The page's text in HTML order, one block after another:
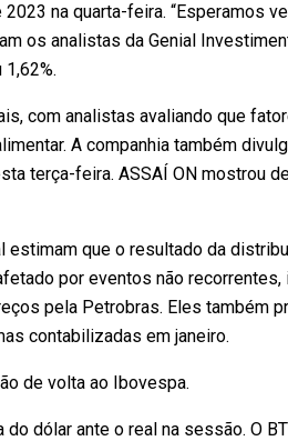
na quarta-feira. “Esperamos
os analistas da Genial
com analistas avaliando que
A companhia também
terça-feira. ASSAÍ ON mostrou
estimam que o resultado da
por eventos não recorrentes,
pela Petrobras. Eles também
contabilizadas em janeiro.
de volta ao Ibovespa.
dólar ante o real na sessão. O